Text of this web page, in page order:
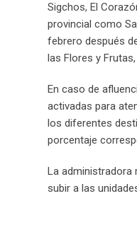
Sigchos, El
provincial como
febrero después
las Flores y
En caso de
activadas para
los diferentes
porcentaje
La administradora
subir a las